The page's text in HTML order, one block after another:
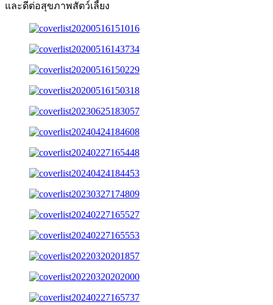
และดีต่อสุขภาพสัตว์เลี้ยง